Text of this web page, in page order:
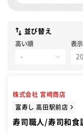
並び替え
高い順 表
株式会社 宮崎商店
富寿し 高田駅前店
寿司職人/寿司和